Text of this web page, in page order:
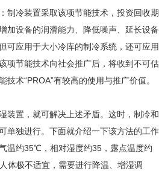
冷装置采取该项节能技术，投资回收期
加设备的润滑能力、降低噪声、延长设备
可应用于大小冷库的制冷系统，还可应用
项节能技术向社会推广后，将收到不可估
术“PROA”有较高的使用与推广价值。
置，就可解决上述矛盾。这时，制冷和
单独进行。下面就介绍一下该方法的工作
温约35℃，相对湿度约35，露点温度约
体极不适宜，需要进行降温、增湿调